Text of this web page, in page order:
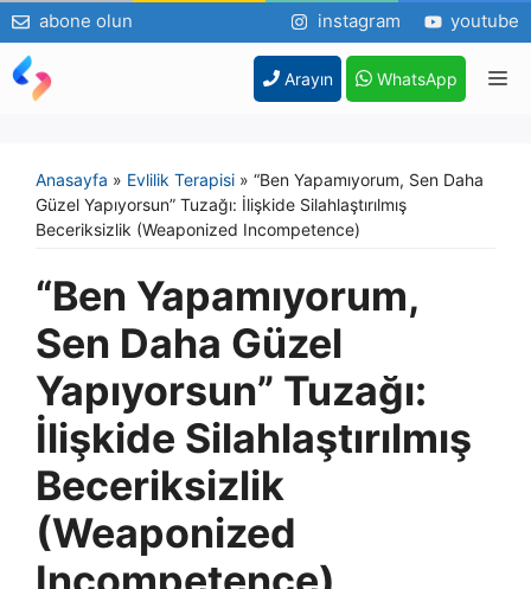
abone olun instagram youtube
İçeriğe
atla
Arayın WhatsApp
Anasayfa » Evlilik Terapisi » “Ben Yapamıyorum, Sen Daha
Güzel Yapıyorsun” Tuzağı: İlişkide Silahlaştırılmış
Beceriksizlik (Weaponized Incompetence)
“Ben Yapamıyorum,
Sen Daha Güzel
Yapıyorsun” Tuzağı:
İlişkide Silahlaştırılmış
Beceriksizlik
(Weaponized